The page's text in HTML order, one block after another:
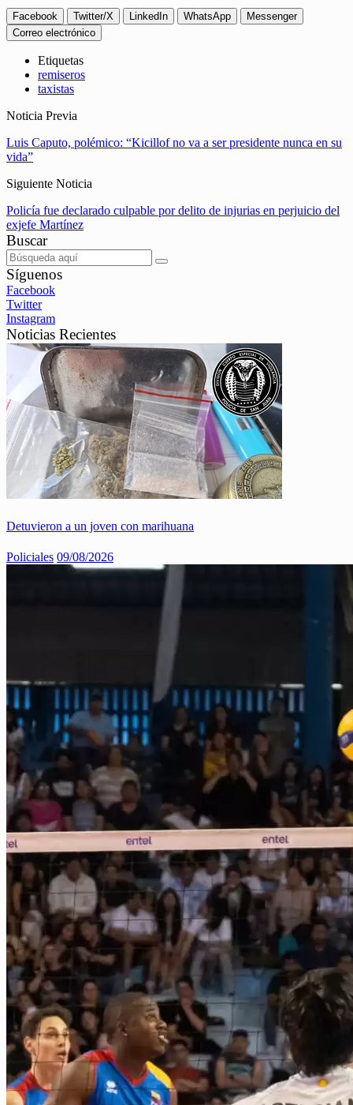
Facebook Twitter/X LinkedIn WhatsApp
Messenger
Correo electrónico
Etiquetas
remiseros
taxistas
Noticia Previa
Luis Caputo, polémico: “Kicillof no va a ser presidente nunca en su
vida”
Siguiente Noticia
Policía fue declarado culpable por delito de injurias en perjuicio del
exjefe Martínez
Buscar
Síguenos
Facebook
Twitter
Instagram
Noticias Recientes
Detuvieron a un joven con marihuana
Policiales 09/08/2026